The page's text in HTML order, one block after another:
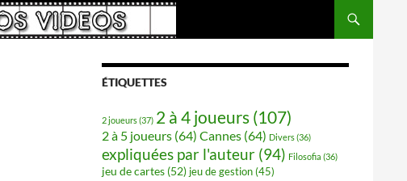
ÉTIQUETTES
2 joueurs(37) 2 à 4 joueurs (107)
2 à 5 joueurs (64) Cannes (64) Divers(36)
expliquées par l'auteur (94) Filosofia (36)
jeu de cartes (52) jeu de gestion (45)